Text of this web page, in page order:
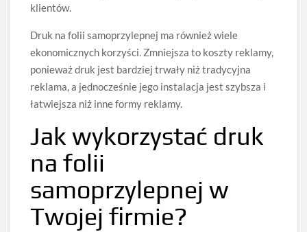
klientów.
Druk na folii samoprzylepnej ma również wiele
ekonomicznych korzyści. Zmniejsza to koszty reklamy,
ponieważ druk jest bardziej trwały niż tradycyjna
reklama, a jednocześnie jego instalacja jest szybsza i
łatwiejsza niż inne formy reklamy.
Jak wykorzystać druk
na folii
samoprzylepnej w
Twojej firmie?